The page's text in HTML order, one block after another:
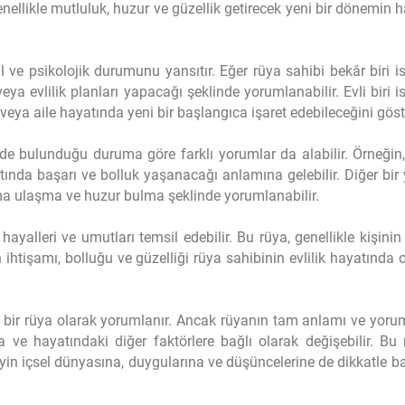
mutluluk, huzur ve güzellik getirecek yeni bir dönemin
psikolojik durumunu yansıtır. Eğer rüya sahibi bekâr biri
evlilik planları yapacağı şeklinde yorumlanabilir. Evli biri
aile hayatında yeni bir başlangıca işaret edebileceğini
bulunduğu duruma göre farklı yorumlar da alabilir.
başarı ve bolluk yaşanacağı anlamına gelebilir. Diğer bir
ulaşma ve huzur bulma şeklinde yorumlanabilir.
ve umutları temsil edebilir. Bu rüya, genellikle
ihtişamı, bolluğu ve güzelliği rüya sahibinin evlilik hayatında
rüya olarak yorumlanır. Ancak rüyanın tam anlamı ve
hayatındaki diğer faktörlere bağlı olarak değişebilir. Bu
içsel dünyasına, duygularına ve düşüncelerine de dikkatle